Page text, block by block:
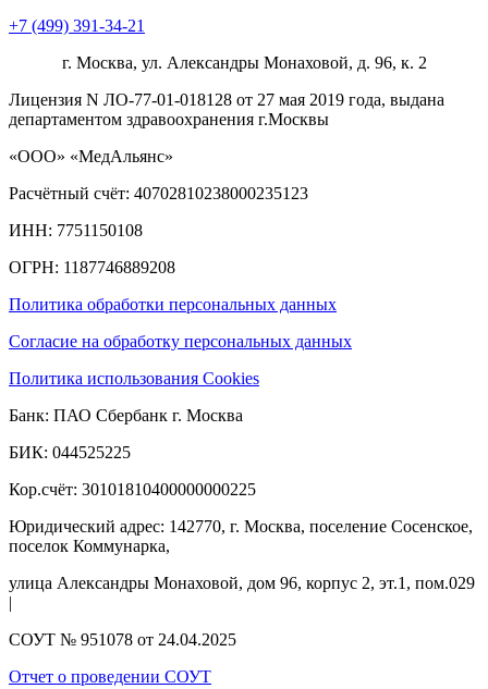
+7 (499) 391-34-21
г. Москва, ул. Александры Монаховой, д. 96, к. 2
Лицензия N ЛО-77-01-018128 от 27 мая 2019 года, выдана
департаментом здравоохранения г.Москвы
«ООО» «МедАльянс»
Расчётный счёт: 40702810238000235123
ИНН: 7751150108
ОГРН: 1187746889208​
Политика обработки персональных данных
Согласие на обработку персональных данных
Политика использования Cookies
Банк: ПАО Сбербанк г. Москва
БИК: 044525225
Кор.счёт: 30101810400000000225
Юридический адрес: 142770, г. Москва, поселение Сосенское,
поселок Коммунарка,
улица Александры Монаховой, дом 96, корпус 2, эт.1, пом.029
|
СОУТ № 951078 от 24.04.2025
Отчет о проведении СОУТ